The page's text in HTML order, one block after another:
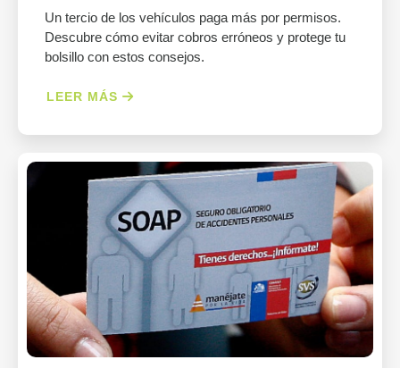
Un tercio de los vehículos paga más por permisos.
Descubre cómo evitar cobros erróneos y protege tu
bolsillo con estos consejos.
LEER MÁS